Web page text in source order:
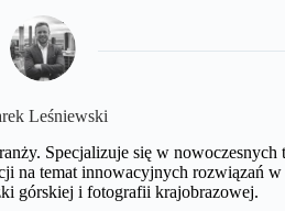
Leśniewski
Specjalizuje się w nowoczesnych
na temat innowacyjnych rozwiązań
górskiej i fotografii krajobrazowej.